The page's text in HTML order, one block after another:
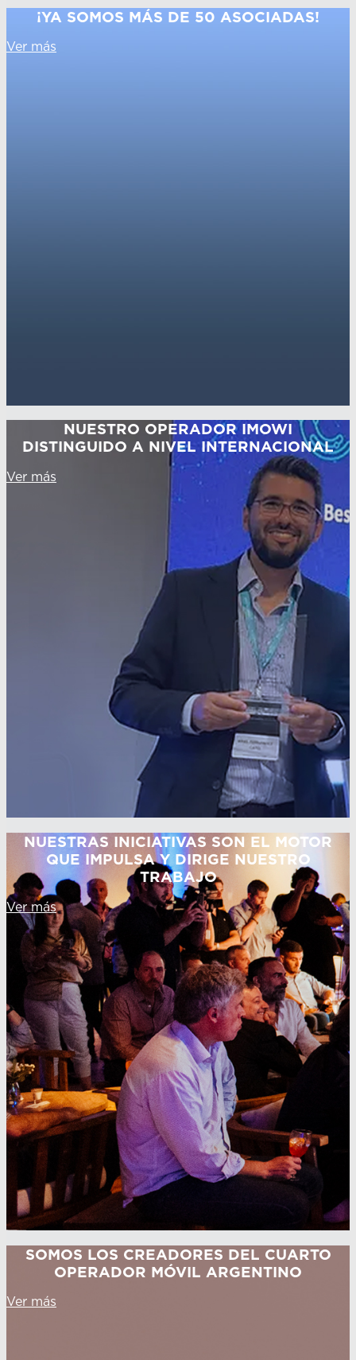
¡YA SOMOS MÁS DE 50 ASOCIADAS!
Ver más
NUESTRO OPERADOR IMOWI
DISTINGUIDO A NIVEL INTERNACIONAL
Ver más
NUESTRAS INICIATIVAS SON EL MOTOR
QUE IMPULSA Y DIRIGE NUESTRO
TRABAJO
Ver más
SOMOS LOS CREADORES DEL CUARTO
OPERADOR MÓVIL ARGENTINO
Ver más